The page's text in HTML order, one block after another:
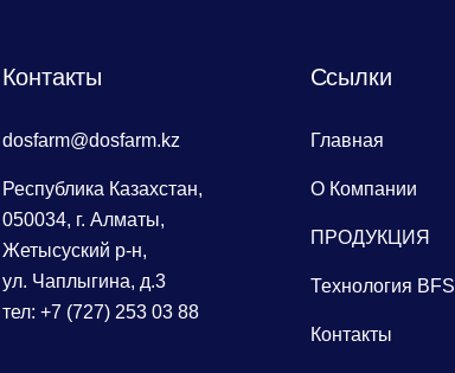
Контакты
dosfarm@dosfarm.kz
Республика Казахстан,
050034, г. Алматы,
Жетысуский р-н,
ул. Чаплыгина, д.3
тел: +7 (727) 253 03 88
Сcылки
Главная
О Компании
ПРОДУКЦИЯ
Технология BFS
Контакты